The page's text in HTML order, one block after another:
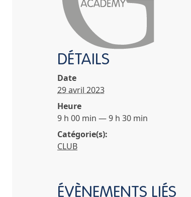
DÉTAILS
Date
29 avril 2023
Heure
9 h 00 min — 9 h 30 min
Catégorie(s):
CLUB
ÉVÈNEMENTS LIÉS